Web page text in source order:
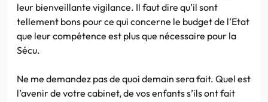
leur bienveillante vigilance. Il faut dire qu’il sont
tellement bons pour ce qui concerne le budget de l’Etat
que leur compétence est plus que nécessaire pour la
Sécu.
Ne me demandez pas de quoi demain sera fait. Quel est
l’avenir de votre cabinet, de vos enfants s’ils ont fait